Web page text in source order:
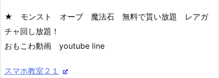
★ モンスト オーブ 魔法石 無料で貰い放題 レアガ
チャ回し放題！
おもこわ動画 youtube line
スマホ教室２１